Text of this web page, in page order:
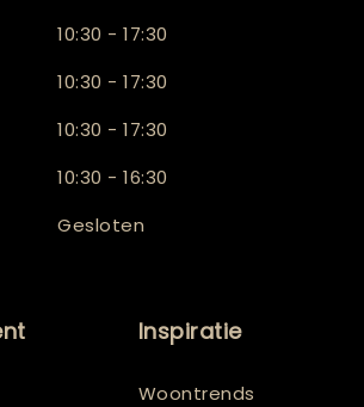
10:30 - 17:30
10:30 - 17:30
10:30 - 17:30
10:30 - 16:30
Gesloten
Inspiratie
Woontrends